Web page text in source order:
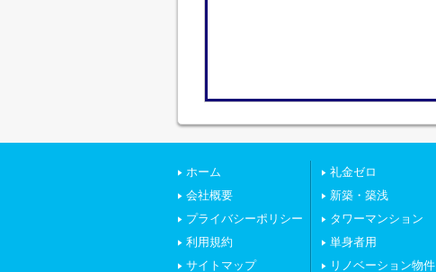
ホーム
会社概要
プライバシーポリシー
利用規約
サイトマップ
礼金ゼロ
新築・築浅
タワーマンション
単身者用
リノベーション物件